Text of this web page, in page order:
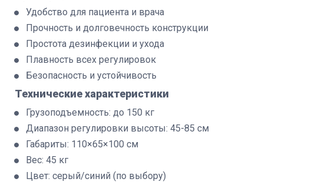
Удобство для пациента и врача
Прочность и долговечность конструкции
Простота дезинфекции и ухода
Плавность всех регулировок
Безопасность и устойчивость
Технические характеристики
Грузоподъемность: до 150 кг
Диапазон регулировки высоты: 45-85 см
Габариты: 110×65×100 см
Вес: 45 кг
Цвет: серый/синий (по выбору)